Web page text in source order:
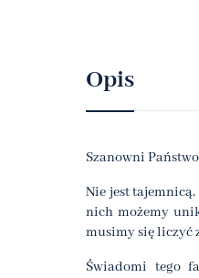
Opis
Szanowni
Nie jest
nich możemy
musimy się liczyć
Świadomi tego